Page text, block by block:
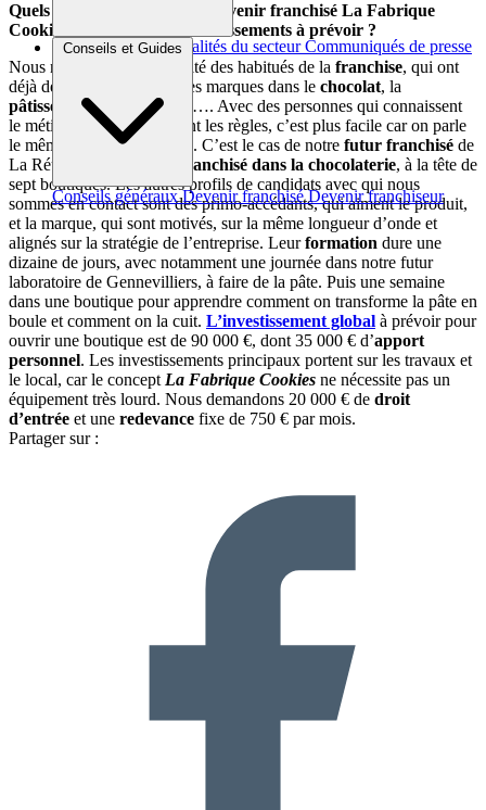
Brèves et actus Actualités du secteur Communiqués de presse
Conseils et Guides
Conseils généraux Devenir franchisé Devenir franchiseur
Quels sont les critères pour devenir franchisé La Fabrique
Cookies ? Quel sont les investissements à prévoir ?
Nous recherchons en priorité des habitués de la franchise, qui ont
déjà des unités sous d’autres marques dans le chocolat, la
pâtisserie
, la restauration …. Avec des personnes qui connaissent
le métier, qui en connaissent les règles, c’est plus facile car on parle
le même langage assez vite. C’est le cas de notre futur franchisé de
La Réunion, qui est déjà
franchisé dans la chocolaterie, à la tête de
sept boutiques. Les autres profils de candidats avec qui nous
sommes en contact sont des primo-accédants, qui aiment le produit,
et la marque, qui sont motivés, sur la même longueur d’onde et
alignés sur la stratégie de l’entreprise. Leurformation dure une
dizaine de jours, avec notamment une journée dans notre futur
laboratoire de Gennevilliers, à faire de la pâte. Puis une semaine
dans une boutique pour apprendre comment on transforme la pâte en
boule et comment on la cuit. L’investissement global à prévoir pour
ouvrir une boutique est de 90 000 €, dont 35 000 € d’apport
personnel. Les investissements principaux portent sur les travaux et
le local, car le concept La Fabrique Cookies ne nécessite pas un
équipement très lourd. Nous demandons 20 000 € de droit
d’entrée et une redevance fixe de 750 € par mois.
Partager sur :